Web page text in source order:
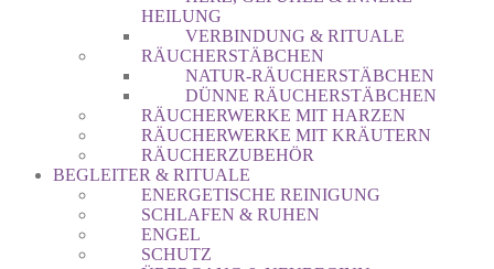
HEILUNG
VERBINDUNG & RITUALE
RÄUCHERSTÄBCHEN
NATUR-RÄUCHERSTÄBCHEN
DÜNNE RÄUCHERSTÄBCHEN
RÄUCHERWERKE MIT HARZEN
RÄUCHERWERKE MIT KRÄUTERN
RÄUCHERZUBEHÖR
BEGLEITER & RITUALE
ENERGETISCHE REINIGUNG
SCHLAFEN & RUHEN
ENGEL
SCHUTZ